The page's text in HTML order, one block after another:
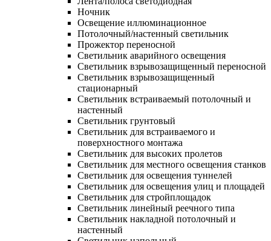
Ночник
Освещение иллюминационное
Потолочный/настенный светильник
Прожектор переносной
Светильник аварийного освещения
Светильник взрывозащищенный переносной
Светильник взрывозащищенный
стационарный
Светильник встраиваемый потолочный и
настенный
Светильник грунтовый
Светильник для встраиваемого и
поверхностного монтажа
Светильник для высоких пролетов
Светильник для местного освещения станков
Светильник для освещения туннелей
Светильник для освещения улиц и площадей
Светильник для стройплощадок
Светильник линейный реечного типа
Светильник накладной потолочный и
настенный